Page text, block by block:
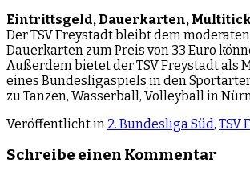
Eintrittsgeld, Dauerkarten,
Der TSV Freystadt bleibt dem
Dauerkarten zum Preis von 33 Euro
Außerdem bietet der TSV Freystadt als
eines Bundesligaspiels in den
zu Tanzen, Wasserball, Volleyball in
Veröffentlicht in 2. Bundesliga Süd, TSV
Schreibe einen Kommentar